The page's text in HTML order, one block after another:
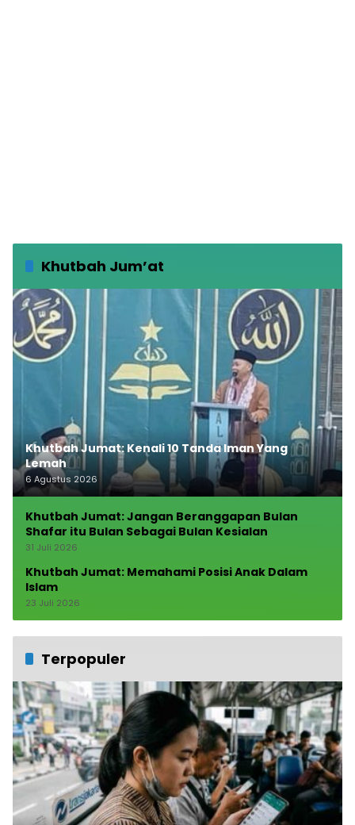
Khutbah Jum’at
Khutbah Jumat: Kenali 10 Tanda Iman Yang
Lemah
6 Agustus 2026
Khutbah Jumat: Jangan Beranggapan Bulan
Shafar itu Bulan Sebagai Bulan Kesialan
31 Juli 2026
Khutbah Jumat: Memahami Posisi Anak Dalam
Islam
23 Juli 2026
Terpopuler